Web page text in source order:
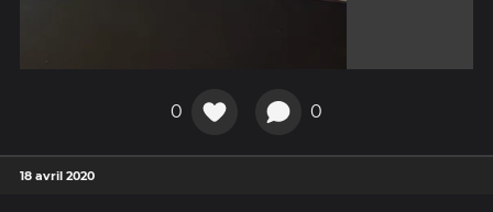
0 0
18 avril 2020